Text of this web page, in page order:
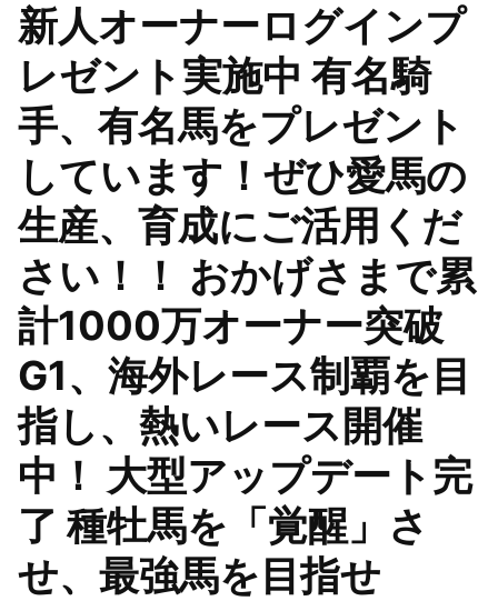
新人オーナーログインプ
レゼント実施中 有名騎
手、有名馬をプレゼント
しています！ぜひ愛馬の
生産、育成にご活用くだ
さい！！ おかげさまで累
計1000万オーナー突破
G1、海外レース制覇を目
指し、熱いレース開催
中！ 大型アップデート完
了 種牡馬を「覚醒」さ
せ、最強馬を目指せ